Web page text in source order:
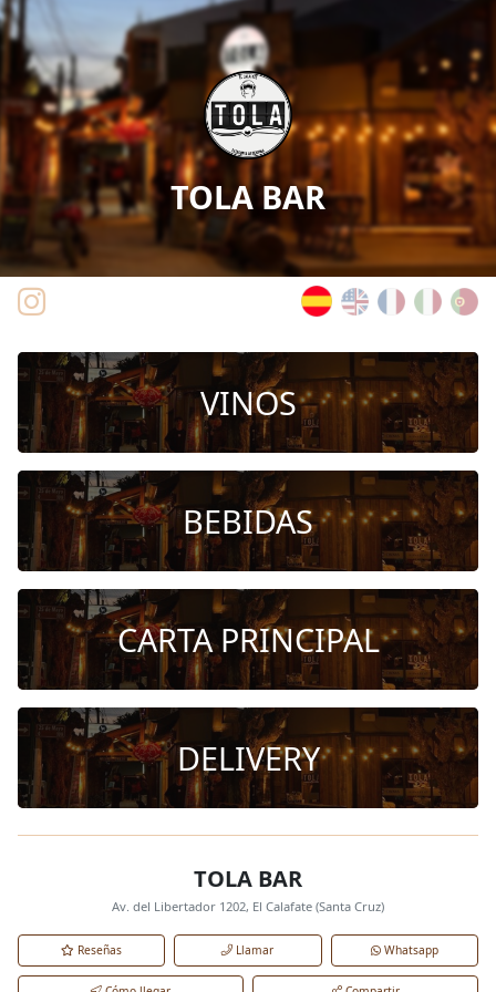
TOLA BAR
VINOS
BEBIDAS
CARTA PRINCIPAL
DELIVERY
TOLA BAR
Av. del Libertador 1202, El Calafate (Santa Cruz)
Reseñas Llamar Whatsapp